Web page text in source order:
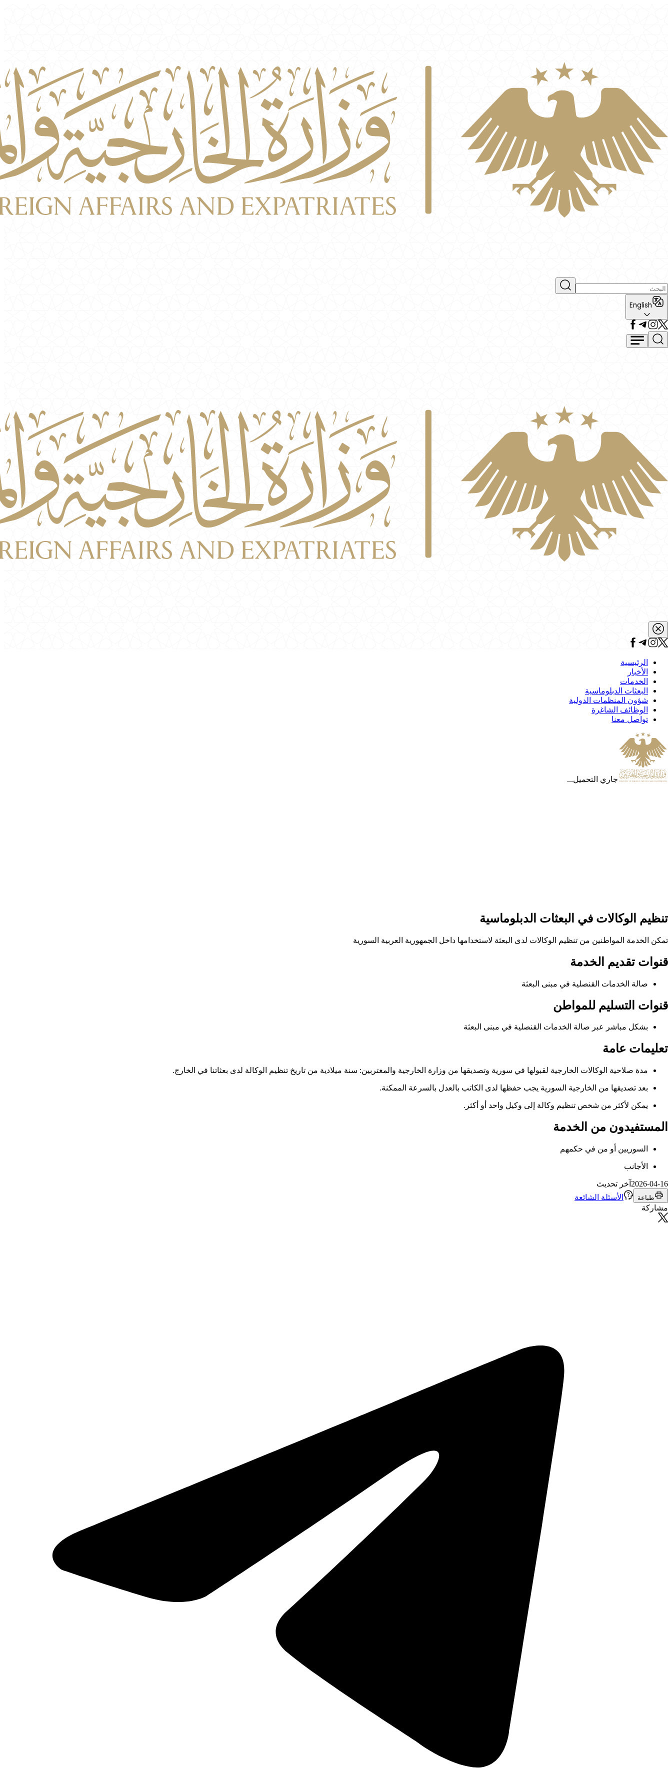
English
الرئيسية
الأخبار
الخدمات
البعثات الدبلوماسية
شؤون المنظمات الدولية
الوظائف الشاغرة
تواصل معنا
جاري التحميل...
تنظيم الوكالات في البعثات الدبلوماسية
تمكن الخدمة المواطنين من تنظيم الوكالات لدى البعثة لاستخدامها داخل الجمهورية العربية السورية
قنوات تقديم الخدمة
صالة الخدمات القنصلية في مبنى البعثة
قنوات التسليم للمواطن
بشكل مباشر عبر صالة الخدمات القنصلية في مبنى البعثة
تعليمات عامة
مدة صلاحية الوكالات الخارجية لقبولها في سورية وتصديقها من وزارة الخارجية والمغتربين: سنة ميلادية من تاريخ تنظيم الوكالة لدى بعثاتنا في الخارج.
بعد تصديقها من الخارجية السورية يجب حفظها لدى الكاتب بالعدل بالسرعة الممكنة.
يمكن لأكثر من شخص تنظيم وكالة إلى وكيل واحد أو أكثر.
المستفيدون من الخدمة
السوريين أو من في حكمهم
الأجانب
2026-04-16 آخر تحديث
طباعة
الأسئلة الشائعة
مشاركة